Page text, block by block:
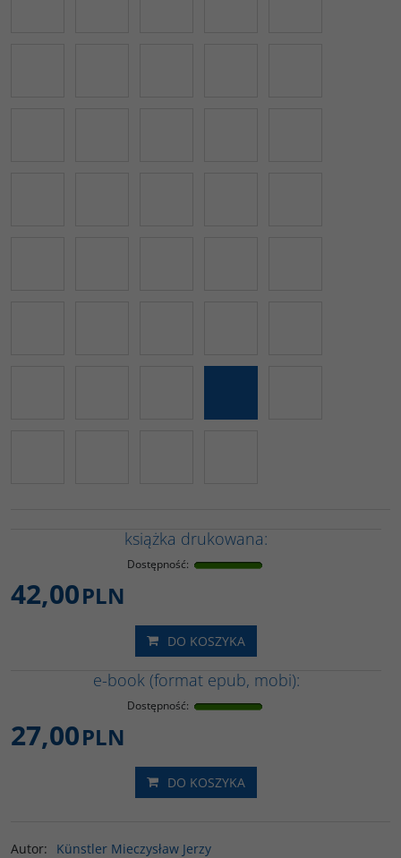
książka drukowana:
Dostępność:
42,00PLN
DO KOSZYKA
e-book (format epub, mobi):
Dostępność:
27,00PLN
DO KOSZYKA
Autor: Künstler Mieczysław Jerzy